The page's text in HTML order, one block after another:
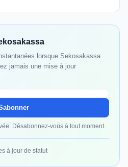
lorsque Sekosakassa
jamais une mise à jour
Désabonnez-vous à tout moment.
à jour de statut